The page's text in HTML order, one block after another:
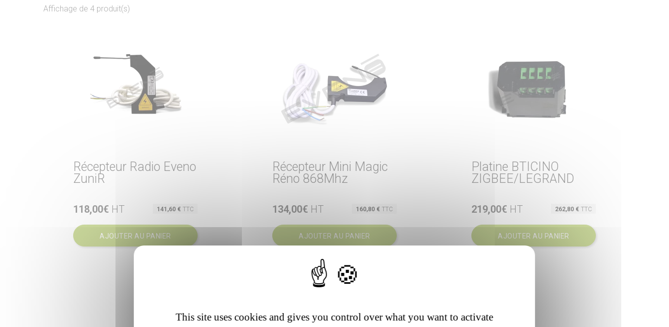
Affichage de 4 produit(s)
Récepteur Radio Eveno
ZuniR
118,00€ HT Prix
141,60 € TTC
AJOUTER AU PANIER
Aperçu rapide
Récepteur Mini Magic
Réno 868Mhz
134,00€ HT Prix
160,80 € TTC
AJOUTER AU PANIER
Aperçu rapide
Platine BTICINO
ZIGBEE/LEGRAND
219,00€ HT Prix
262,80 € TTC
AJOUTER AU PANIER
Aperçu rapide
This site uses cookies and gives you control over what you want to activate